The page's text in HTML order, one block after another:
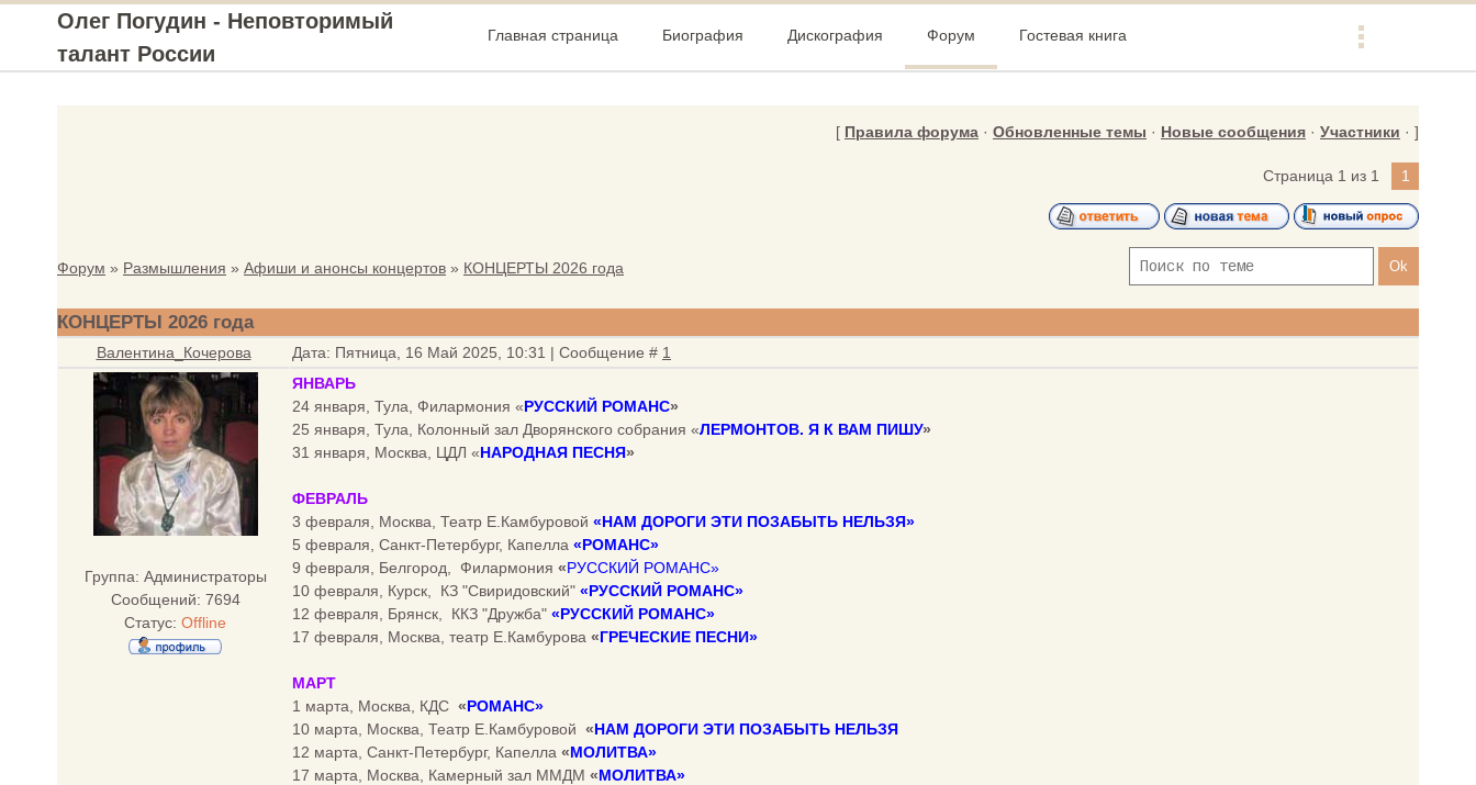
Олег Погудин - Неповторимый
талант России
Главная страница Биография Дискография Форум Гостевая книга
[ Правила форума · Обновленные темы · Новые сообщения · Участники · ]
Страница 1 из 1 1
Форум » Размышления » Афиши и анонсы концертов » КОНЦЕРТЫ 2026 года
КОНЦЕРТЫ 2026 года
Валентина_Кочерова Дата: Пятница, 16 Май 2025, 10:31 | Сообщение # 1
Группа: Администраторы
Сообщений: 7694
Статус: Offline
ЯНВАРЬ
24 января, Тула, Филармония «РУССКИЙ РОМАНС»
25 января, Тула, Колонный зал Дворянского собрания «ЛЕРМОНТОВ. Я К ВАМ ПИШУ»
31 января, Москва, ЦДЛ «НАРОДНАЯ ПЕСНЯ»
ФЕВРАЛЬ
3 февраля, Москва, Театр Е.Камбуровой «НАМ ДОРОГИ ЭТИ ПОЗАБЫТЬ НЕЛЬЗЯ»
5 февраля, Санкт-Петербург, Капелла «РОМАНС»
9 февраля, Белгород, Филармония «РУССКИЙ РОМАНС»
10 февраля, Курск, КЗ "Свиридовский" «РУССКИЙ РОМАНС»
12 февраля, Брянск, ККЗ "Дружба" «РУССКИЙ РОМАНС»
17 февраля, Москва, театр Е.Камбурова «ГРЕЧЕСКИЕ ПЕСНИ»
МАРТ
1 марта, Москва, КДС «РОМАНС»
10 марта, Москва, Театр Е.Камбуровой «НАМ ДОРОГИ ЭТИ ПОЗАБЫТЬ НЕЛЬЗЯ
12 марта, Санкт-Петербург, Капелла «МОЛИТВА»
17 марта, Москва, Камерный зал ММДМ «МОЛИТВА»